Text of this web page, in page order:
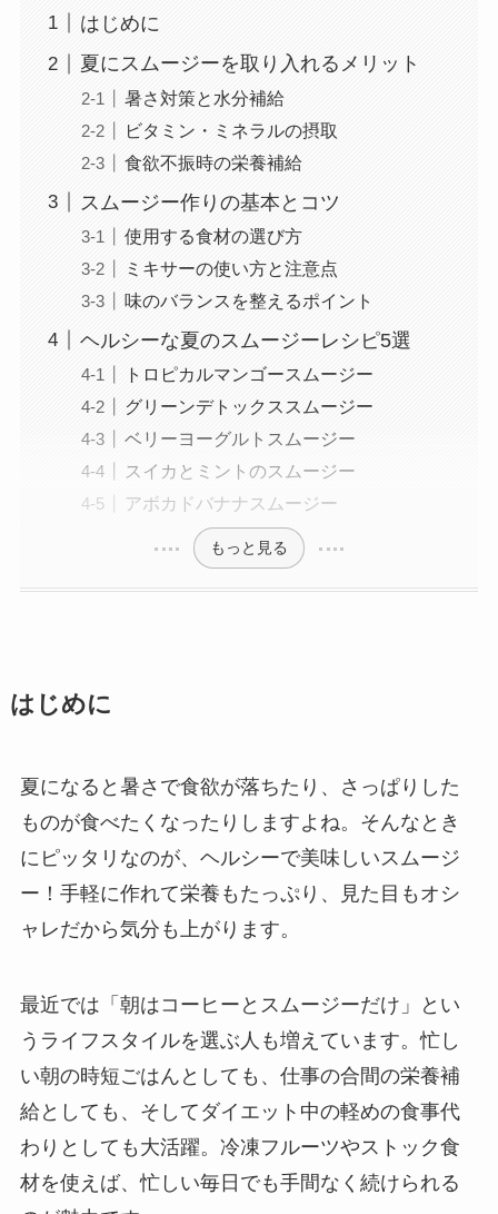
はじめに
夏にスムージーを取り入れるメリット
暑さ対策と水分補給
ビタミン・ミネラルの摂取
食欲不振時の栄養補給
スムージー作りの基本とコツ
使用する食材の選び方
ミキサーの使い方と注意点
味のバランスを整えるポイント
ヘルシーな夏のスムージーレシピ5選
トロピカルマンゴースムージー
グリーンデトックススムージー
ベリーヨーグルトスムージー
スイカとミントのスムージー
アボカドバナナスムージー
もっと見る
はじめに
夏になると暑さで食欲が落ちたり、さっぱりした
ものが食べたくなったりしますよね。そんなとき
にピッタリなのが、ヘルシーで美味しいスムージ
ー！手軽に作れて栄養もたっぷり、見た目もオシ
ャレだから気分も上がります。
最近では「朝はコーヒーとスムージーだけ」とい
うライフスタイルを選ぶ人も増えています。忙し
い朝の時短ごはんとしても、仕事の合間の栄養補
給としても、そしてダイエット中の軽めの食事代
わりとしても大活躍。冷凍フルーツやストック食
材を使えば、忙しい毎日でも手間なく続けられる